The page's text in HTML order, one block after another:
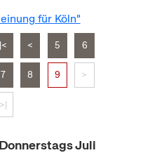
für Köln"
|< < 5 6
7 8 9 >
>|
Juli